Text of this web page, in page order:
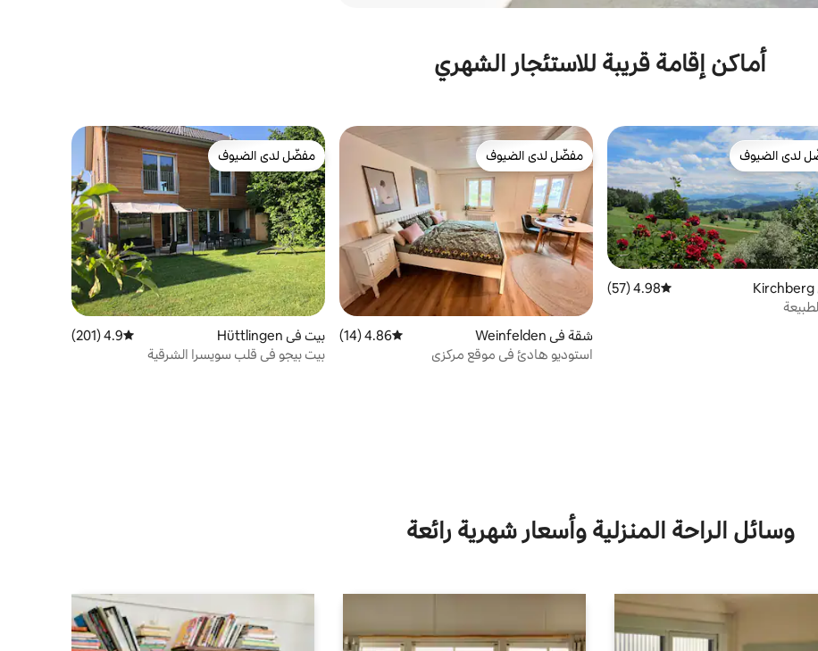
أماكن إقامة قريبة للاستئجار الشهري
البيوت المفضّلة لدى الضيوف
لدى الضيوف
متوسط التقييم 4.98 من 5، 57 مراجعات
4.98 (57)
مفضّل لدى الضيوف
مفضّل لدى الضيوف
شقة في Weinfelden متوسط التقييم 4.86 من 5، 14 مراجعات
4.86 (14)
استوديو هادئ في موقع مركزي
مفضّل لدى الضيوف
مفضّل لدى الضيوف
بيت في Hüttlingen متوسط التقييم 4.9 من 5، 201 مراجعات
4.9 (201)
بيت بيجو في قلب سويسرا الشرقية
وسائل الراحة المنزلية وأسعار شهرية رائعة